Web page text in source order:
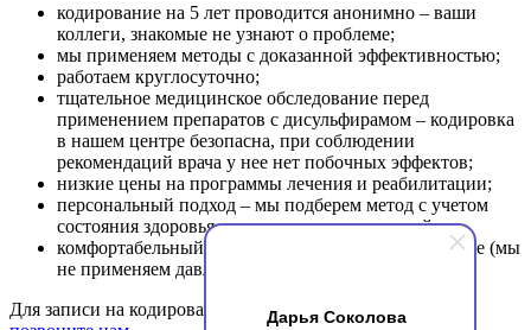
Дарья Соколова
кодирование на 5 лет проводится анонимно – ваши
коллеги, знакомые не узнают о проблеме;
мы применяем методы с доказанной эффективностью;
работаем круглосуточно;
тщательное медицинское обследование перед
применением препаратов с дисульфирамом – кодировка
в нашем центре безопасна, при соблюдении
рекомендаций врача у нее нет побочных эффектов;
низкие цены на программы лечения и реабилитации;
персональный подход – мы подберем метод с учетом
состояния здоровья, стажа, противопоказаний;
комфортабельный стационар, добровольное лечение (мы
не применяем давление, угрозы, насилие).
Для записи на кодирование с долгосрочным эффектом